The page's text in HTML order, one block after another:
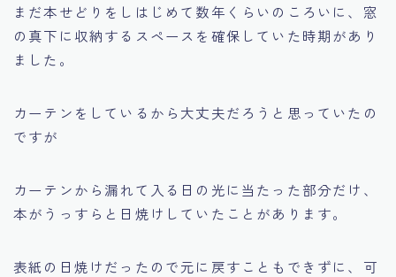
まだ本せどりをしはじめて数年くらいのころいに、窓
の真下に収納するスペースを確保していた時期があり
ました。
カーテンをしているから大丈夫だろうと思っていたの
ですが
カーテンから漏れて入る日の光に当たった部分だけ、
本がうっすらと日焼けしていたことがあります。
表紙の日焼けだったので元に戻すこともできずに、可